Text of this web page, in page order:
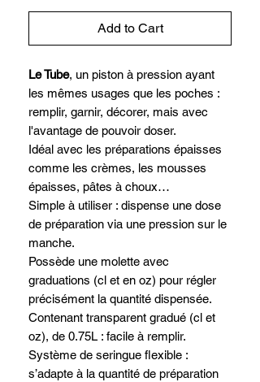
Add to Cart
Le Tube, un piston à pression ayant
les mêmes usages que les poches :
remplir, garnir, décorer, mais avec
l'avantage de pouvoir doser.
Idéal avec les préparations épaisses
comme les crèmes, les mousses
épaisses, pâtes à choux…
Simple à utiliser : dispense une dose
de préparation via une pression sur le
manche.
Possède une molette avec
graduations (cl et en oz) pour régler
précisément la quantité dispensée.
Contenant transparent gradué (cl et
oz), de 0.75L : facile à remplir.
Système de seringue flexible :
s’adapte à la quantité de préparation